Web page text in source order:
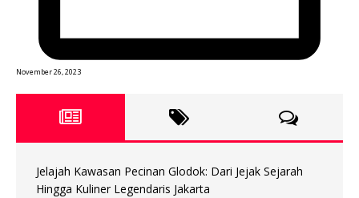
November 26, 2023
Jelajah Kawasan Pecinan Glodok: Dari Jejak Sejarah
Hingga Kuliner Legendaris Jakarta